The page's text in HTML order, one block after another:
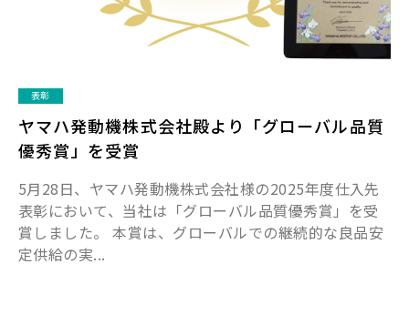
表彰
ヤマハ発動機株式会社殿より「グローバル品質
優秀賞」を受賞
5月28日、ヤマハ発動機株式会社様の2025年度仕入先
表彰において、当社は「グローバル品質優秀賞」を受
賞しました。 本賞は、グローバルでの継続的な良品安
定供給の実...